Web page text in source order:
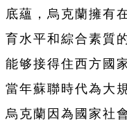
底蘊，烏克蘭擁有
育水平和綜合素質
能够接得住西方國
當年蘇聯時代為大
烏克蘭因為國家社